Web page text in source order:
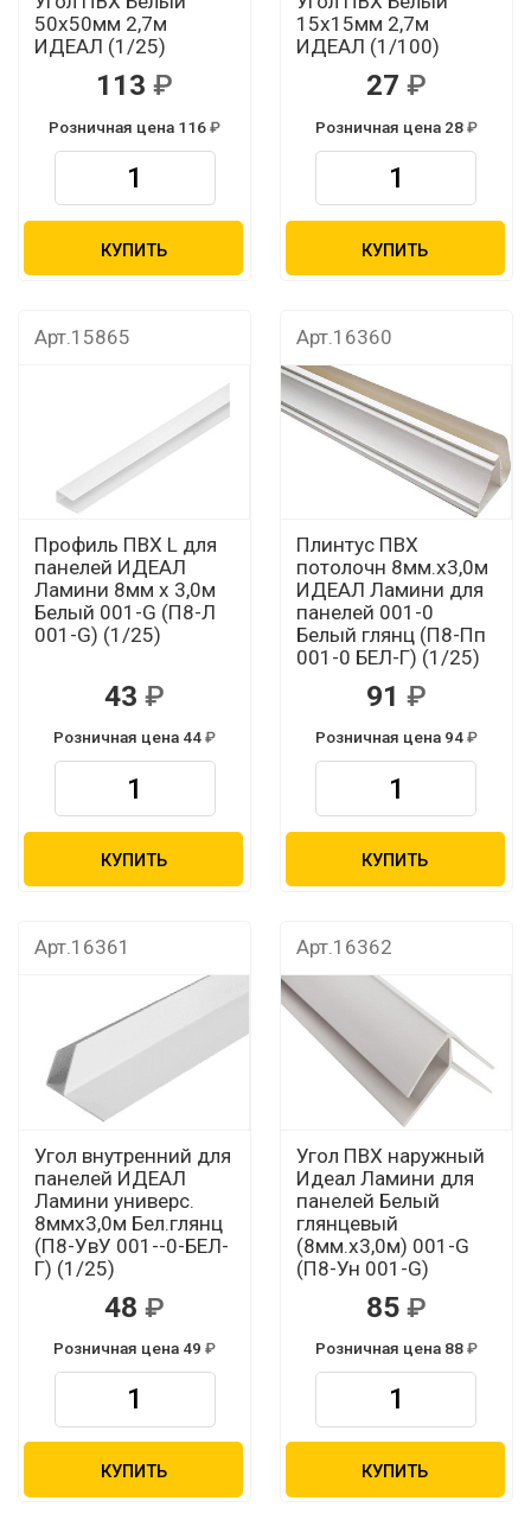
50х50мм 2,7м
ИДЕАЛ (1/25)
113
Розничная цена 116
КУПИТЬ
15х15мм 2,7м
ИДЕАЛ (1/100)
27
Розничная цена 28
КУПИТЬ
Арт.15865
Профиль ПВХ L для
панелей ИДЕАЛ
Ламини 8мм х 3,0м
Белый 001-G (П8-Л
001-G) (1/25)
43
Розничная цена 44
КУПИТЬ
Арт.16360
Плинтус ПВХ
потолочн 8мм.х3,0м
ИДЕАЛ Ламини для
панелей 001-0
Белый глянц (П8-Пп
001-0 БЕЛ-Г) (1/25)
91
Розничная цена 94
КУПИТЬ
Арт.16361
Угол внутренний для
панелей ИДЕАЛ
Ламини универс.
8ммх3,0м Бел.глянц
(П8-УвУ 001--0-БЕЛ-
Г) (1/25)
48
Розничная цена 49
КУПИТЬ
Арт.16362
Угол ПВХ наружный
Идеал Ламини для
панелей Белый
глянцевый
(8мм.х3,0м) 001-G
(П8-Ун 001-G)
85
Розничная цена 88
КУПИТЬ